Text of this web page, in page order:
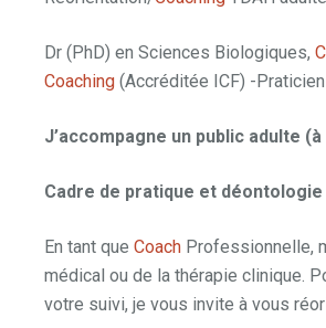
Dr (PhD) en Sciences Biologiques,
Coaching (Accréditée ICF) -
J’accompagne un public adulte
Cadre de pratique et déontologie
En tant que Coach Professionnelle,
médical ou de la thérapie clinique.
votre suivi, je vous invite à vous